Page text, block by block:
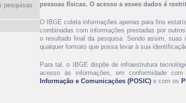
pesquisas
pessoas físicas. O acesso a esses dados é
O IBGE coleta informações apenas para fins
combinadas com informações prestadas por
o resultado final da pesquisa. Sendo assim, suas
qualquer formato que possa levar à sua
Para tal, o IBGE dispõe de infraestrutura
acesso às informações, em conformidade
Informação e Comunicações (POSIC) e com os